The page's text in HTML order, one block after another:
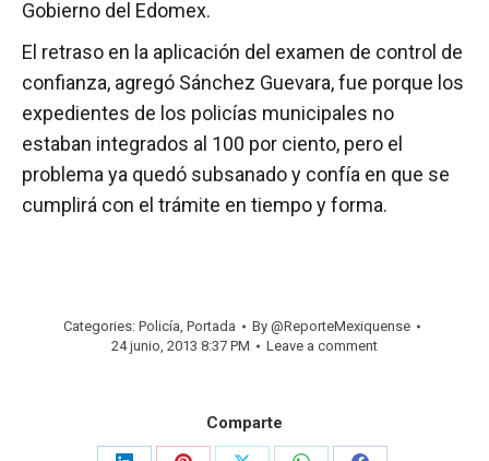
Gobierno del Edomex.
El retraso en la aplicación del examen de control de
confianza, agregó Sánchez Guevara, fue porque los
expedientes de los policías municipales no
estaban integrados al 100 por ciento, pero el
problema ya quedó subsanado y confía en que se
cumplirá con el trámite en tiempo y forma.
Categories: Policía, Portada By @ReporteMexiquense
24 junio, 2013 8:37 PM
Leave a comment
Comparte